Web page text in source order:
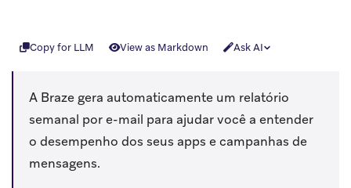
Copy for LLM View as Markdown Ask AI
A Braze gera automaticamente um relatório
semanal por e-mail para ajudar você a entender
o desempenho dos seus apps e campanhas de
mensagens.